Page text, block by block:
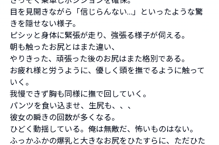
目を見開きながら「信じらんない…」といったような驚
きを隠せない様子。
ピシッと身体に緊張が走り、強張る様子が伺える。
朝も触ったお尻とはまた違い、
やりきった、頑張った後のお尻はまた格別である。
お疲れ様と労うように、優しく頭を撫でるように触って
いく。
我慢できず胸も同様に撫で回していく。
パンツを食い込ませ、生尻も、、、
彼女の瞬きの回数が多くなる。
ひどく動揺している。俺は無敵だ、怖いものはない。
ふっかふかの爆乳と大きなお尻をひたすらに、ただひた